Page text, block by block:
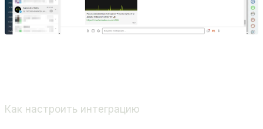
Как настроить интеграцию